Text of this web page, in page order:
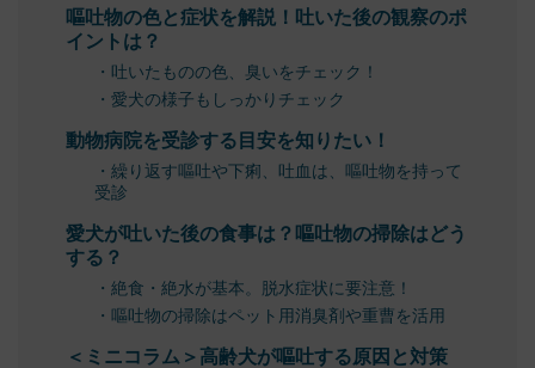
嘔吐物の色と症状を解説！吐いた後の観察のポ
イントは？
・吐いたものの色、臭いをチェック！
・愛犬の様子もしっかりチェック
動物病院を受診する目安を知りたい！
・繰り返す嘔吐や下痢、吐血は、嘔吐物を持って
受診
愛犬が吐いた後の食事は？嘔吐物の掃除はどう
する？
・絶食・絶水が基本。脱水症状に要注意！
・嘔吐物の掃除はペット用消臭剤や重曹を活用
＜ミニコラム＞高齢犬が嘔吐する原因と対策